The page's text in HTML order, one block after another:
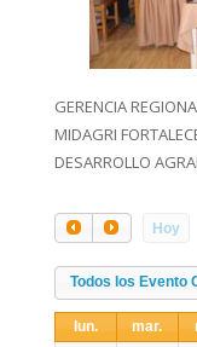
GERENCIA
MIDAGRI
DESARROLLO
Hoy
lun. mar.